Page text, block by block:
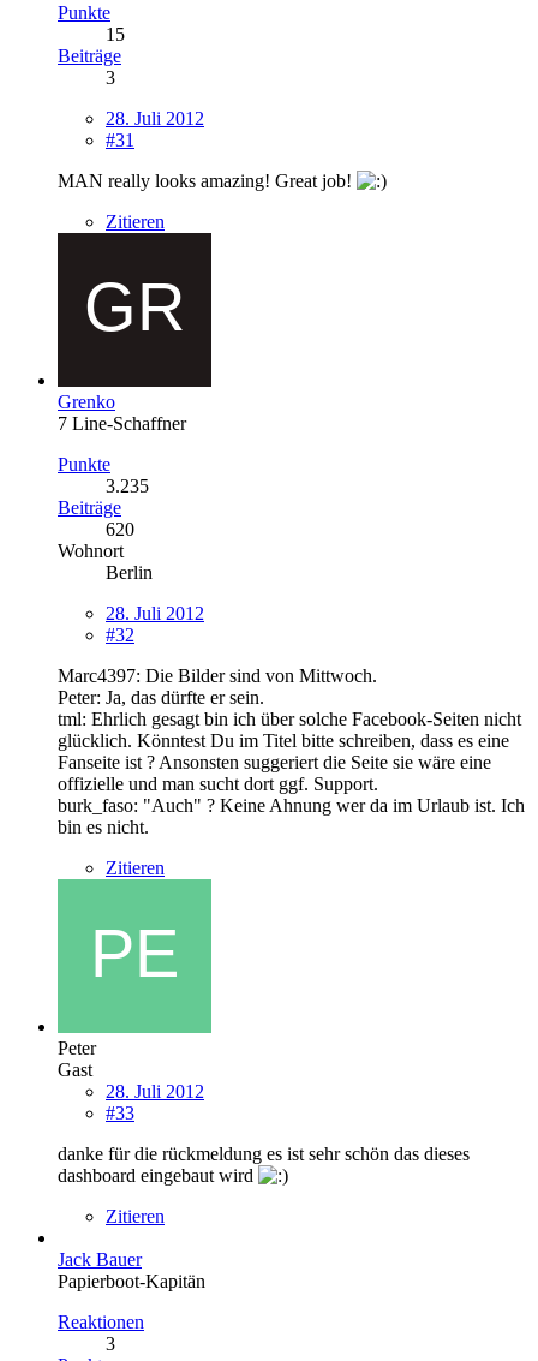
Punkte
15
Beiträge
3
28. Juli 2012
#31
MAN really looks amazing! Great job!
Zitieren
Grenko
7 Line-Schaffner
Punkte
3.235
Beiträge
620
Wohnort
Berlin
28. Juli 2012
#32
Marc4397: Die Bilder sind von Mittwoch.
Peter: Ja, das dürfte er sein.
tml: Ehrlich gesagt bin ich über solche Facebook-Seiten nicht
glücklich. Könntest Du im Titel bitte schreiben, dass es eine
Fanseite ist ? Ansonsten suggeriert die Seite sie wäre eine
offizielle und man sucht dort ggf. Support.
burk_faso: "Auch" ? Keine Ahnung wer da im Urlaub ist. Ich
bin es nicht.
Zitieren
Peter
Gast
28. Juli 2012
#33
danke für die rückmeldung es ist sehr schön das dieses
dashboard eingebaut wird
Zitieren
Jack Bauer
Papierboot-Kapitän
Reaktionen
3